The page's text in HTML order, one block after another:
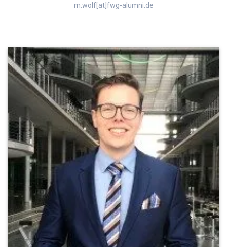
m.wolf[at]fwg-alumni.de